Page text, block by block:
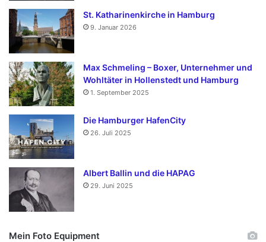
St. Katharinenkirche in Hamburg
9. Januar 2026
Max Schmeling – Boxer, Unternehmer und
Wohltäter in Hollenstedt und Hamburg
1. September 2025
Die Hamburger HafenCity
26. Juli 2025
Albert Ballin und die HAPAG
29. Juni 2025
Mein Foto Equipment